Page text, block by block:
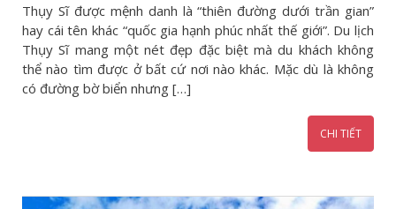
Thụy Sĩ được mệnh danh là “thiên đường dưới trần gian”
hay cái tên khác “quốc gia hạnh phúc nhất thế giới”. Du lịch
Thụy Sĩ mang một nét đẹp đặc biệt mà du khách không
thể nào tìm được ở bất cứ nơi nào khác. Mặc dù là không
có đường bờ biển nhưng […]
CHI TIẾT